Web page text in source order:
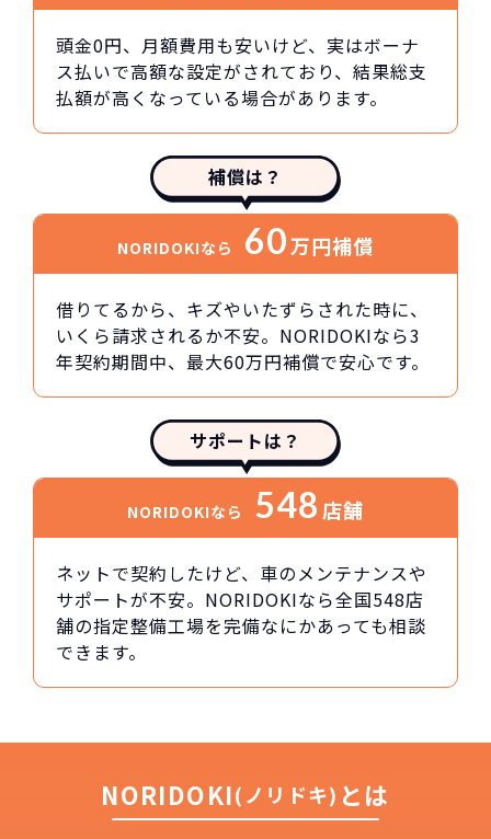
頭金0円、月額費用も安いけど、実はボーナ
ス払いで高額な設定がされており、結果総支
払額が高くなっている場合があります。
補償は？
NORIDOKIなら 60万円補償
借りてるから、キズやいたずらされた時に、
いくら請求されるか不安。NORIDOKIなら3
年契約期間中、最大60万円補償で安心です。
サポートは？
NORIDOKIなら 548店舗
ネットで契約したけど、車のメンテナンスや
サポートが不安。NORIDOKIなら全国548店
舗の指定整備工場を完備なにかあっても相談
できます。
NORIDOKI(ノリドキ) とは